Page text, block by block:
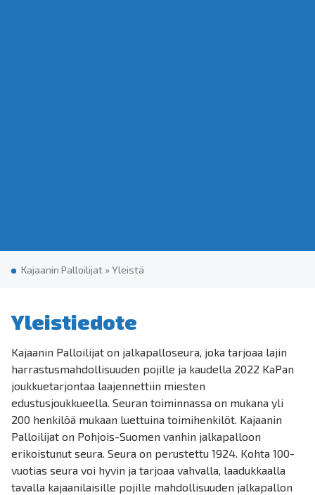
Kajaanin Palloilijat »Yleis­tä
Yleistiedote
Kajaanin Palloilijat on jalkapalloseura, joka tarjoaa lajin
harrastusmahdollisuuden pojille ja kaudella 2022 KaPan
joukkuetarjontaa laajennettiin miesten
edustusjoukkueella. Seuran toiminnassa on mukana yli
200 henkilöä mukaan luettuina toimihenkilöt. Kajaanin
Palloilijat on Pohjois-Suomen vanhin jalkapalloon
erikoistunut seura. Seura on perustettu 1924. Kohta 100-
vuotias seura voi hyvin ja tarjoaa vahvalla, laadukkaalla
tavalla kajaanilaisille pojille mahdollisuuden jalkapallon